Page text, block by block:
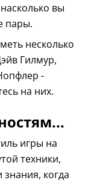
вы
пары.
несколько
Гилмур,
-
на них.
игры на
техники,
когда